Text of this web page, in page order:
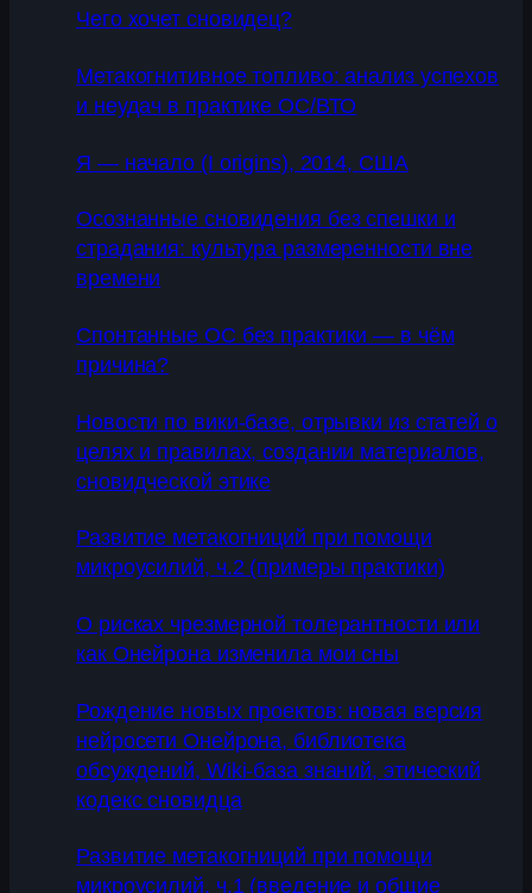
Чего хочет сновидец?
Метакогнитивное топливо: анализ успехов
и неудач в практике ОС/ВТО
Я — начало (I origins), 2014, США
Осознанные сновидения без спешки и
страдания: культура размеренности вне
времени
Спонтанные ОС без практики — в чём
причина?
Новости по вики-базе, отрывки из статей о
целях и правилах, создании материалов,
сновидческой этике
Развитие метакогниций при помощи
микроусилий, ч.2 (примеры практики)
О рисках чрезмерной толерантности или
как Онейрона изменила мои сны
Рождение новых проектов: новая версия
нейросети Онейрона, библиотека
обсуждений, Wiki-база знаний, этический
кодекс сновидца
Развитие метакогниций при помощи
микроусилий, ч.1 (введение и общие